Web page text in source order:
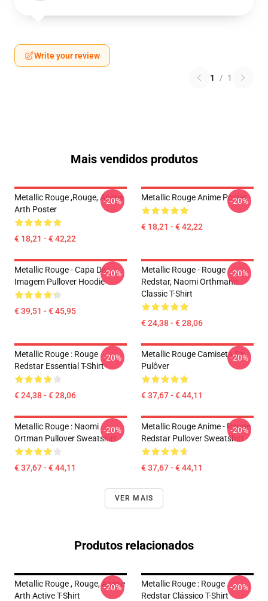
Write your review
1 / 1
Mais vendidos produtos
Metallic Rouge ,rouge, Anime
Arth Poster
€ 18,21 - € 42,22
-20% Metallic Rouge Anime Poster
€ 18,21 - € 42,22
-20%
Metallic Rouge - Capa De
Imagem Pullover Hoodie
€ 39,51 - € 45,95
-20%
Metallic Rouge - Rouge
Redstar, Naomi Orthmann
Classic T-Shirt
€ 24,38 - € 28,06
-20%
Metallic Rouge : Rouge
Redstar Essential T-Shirt
€ 24,38 - € 28,06
-20%
Metallic Rouge Camiseta De
Pulôver
€ 37,67 - € 44,11
-20%
Metallic Rouge : Naomi
Ortman Pullover Sweatshirt
€ 37,67 - € 44,11
-20%
Metallic Rouge Anime - Rouge
Redstar Pullover Sweatshirt
€ 37,67 - € 44,11
-20%
VER MAIS
Produtos relacionados
Metallic Rouge , Rouge, Anime
Arth Active T-Shirt
-20%
Metallic Rouge : Rouge
Redstar Clássico T-Shirt
-20%